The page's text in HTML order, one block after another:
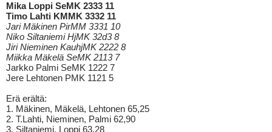
Mika Loppi SeMK 2333 11
Timo Lahti KMMK 3332 11
Jari Mäkinen PirMM 3331 10
Niko Siltaniemi HjMK 32d3 8
Jiri Nieminen KauhjMK 2222 8
Miikka Mäkelä SeMK 2113 7
Jarkko Palmi SeMK 1222 7
Jere Lehtonen PMK 1121 5
Erä erältä:
1. Mäkinen, Mäkelä, Lehtonen 65,25
2. T.Lahti, Nieminen, Palmi 62,90
3. Siltaniemi, Loppi 63,28